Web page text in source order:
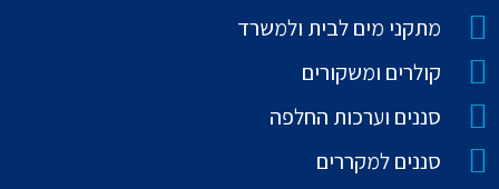
מתקני מים לבית ולמשרד
קולרים ומשקורים
סננים וערכות החלפה
סננים למקררים